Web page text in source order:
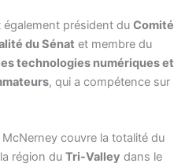
également président duComité
du Sénat et membre du
technologies numériques et
, qui a compétence sur
couvre la totalité du
région duTri-Valley dans le